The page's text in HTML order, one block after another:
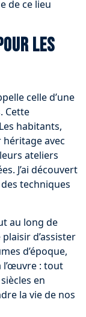
de ce lieu
les
celle d’une
Cette
habitants,
avec
ateliers
J’ai découvert
techniques
au long de
plaisir d’assister
d’époque,
: tout
en
la vie de nos